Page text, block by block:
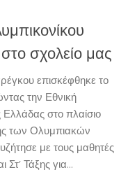
σχολείο μας
επισκέφθηκε το
την Εθνική
στο πλαίσιο
των Ολυμπιακών
με τους μαθητές
Στ’ Τάξης για...